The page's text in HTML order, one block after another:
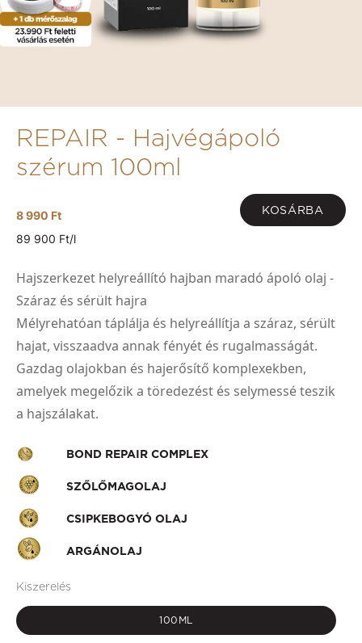
REPAIR - Hajvégápoló
szérum 100ml
8 990 Ft KOSÁRBA
89 900 Ft/l
Hajszerkezet helyreállító hajban maradó ápoló olaj -
Száraz és sérült hajra
Mélyrehatóan táplálja és helyreállítja a száraz, sérült
hajat, visszaadva annak fényét és rugalmasságát.
Gazdag olajokban és hajerősítő komplexekben,
amelyek megelőzik a töredezést és selymessé teszik
a hajszálakat.
BOND REPAIR COMPLEX
SZŐLŐMAGOLAJ
CSIPKEBOGYÓ OLAJ
ARGÁNOLAJ
Kiszerelés
100ML